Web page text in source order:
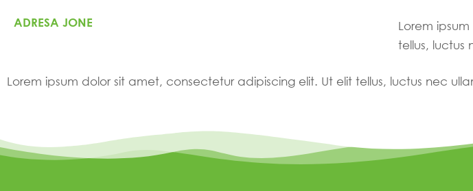
ADRESA JONE
Lorem
tellus, luctus
Lorem ipsum dolor sit amet, consectetur adipiscing elit. Ut elit tellus, luctus nec